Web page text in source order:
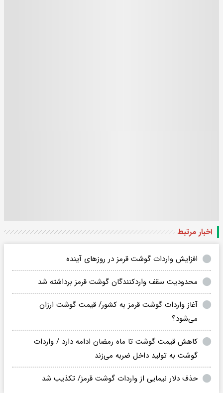
اخبار مرتبط
افزایش واردات گوشت قرمز در روزهای آینده
محدودیت سقف واردکنندگان گوشت قرمز برداشته شد
آغاز واردات گوشت قرمز به کشور/ قیمت گوشت ارزان
می‌شود؟
کاهش قیمت گوشت تا ماه رمضان ادامه دارد / واردات
گوشت به تولید داخل ضربه می‌زند
حذف دلار نیمایی از واردات گوشت قرمز/ تکذیب شد